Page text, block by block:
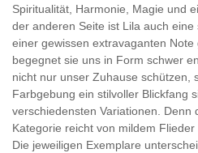
Spiritualität, Harmonie, Magie und
der anderen Seite ist Lila auch
einer gewissen extravaganten
begegnet sie uns in Form schwer
nicht nur unser Zuhause schützen,
Farbgebung ein stilvoller Blickfang
verschiedensten Variationen. Denn
Kategorie reicht von mildem
Die jeweiligen Exemplare